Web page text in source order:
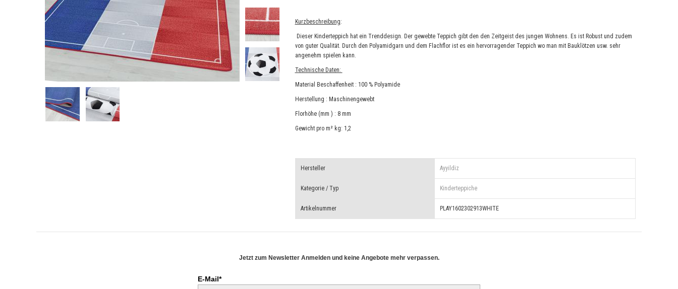
Kurzbeschreibung:
Dieser Kinderteppich hat ein Trenddesign. Der gewebte Teppich gibt den den Zeitgeist des jungen Wohnens. Es ist Robust und zudem
von guter Qualität. Durch den Polyamidgarn und dem Flachflor ist es ein hervorragender Teppich wo man mit Bauklötzen usw. sehr
angenehm spielen kann.
Technische Daten:
Material Beschaffenheit : 100 % Polyamide
Herstellung : Maschinengewebt
Florhöhe (mm ) : 8 mm
Gewicht pro m² kg: 1,2
Hersteller Ayyildiz
Kategorie / Typ Kinderteppiche
Artikelnummer PLAY1602302913WHITE
Jetzt zum Newsletter Anmelden und keine Angebote mehr verpassen.
E-Mail*